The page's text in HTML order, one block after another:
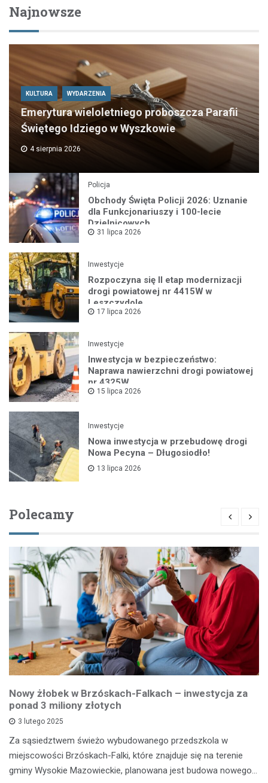
Najnowsze
KULTURA WYDARZENIA
Emerytura wieloletniego proboszcza Parafii
Świętego Idziego w Wyszkowie
4 sierpnia 2026
Policja
Obchody Święta Policji 2026: Uznanie
dla Funkcjonariuszy i 100-lecie
Dzielnicowych
31 lipca 2026
Inwestycje
Rozpoczyna się II etap modernizacji
drogi powiatowej nr 4415W w
Leszczydole
17 lipca 2026
Inwestycje
Inwestycja w bezpieczeństwo:
Naprawa nawierzchni drogi powiatowej
nr 4325W
15 lipca 2026
Inwestycje
Nowa inwestycja w przebudowę drogi
Nowa Pecyna – Długosiodło!
13 lipca 2026
Polecamy
Nowy żłobek w Brzóskach-Falkach – inwestycja za
ponad 3 miliony złotych
3 lutego 2025
Za sąsiedztwem świeżo wybudowanego przedszkola w
miejscowości Brzóskach-Falki, które znajduje się na terenie
gminy Wysokie Mazowieckie, planowana jest budowa nowego…